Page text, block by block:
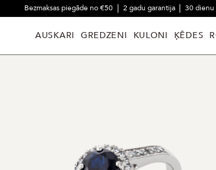
Bezmaksas piegāde no €50 2 gadu garantija 30 dienu
AUSKARI GREDZENI KULONI ĶĒDES